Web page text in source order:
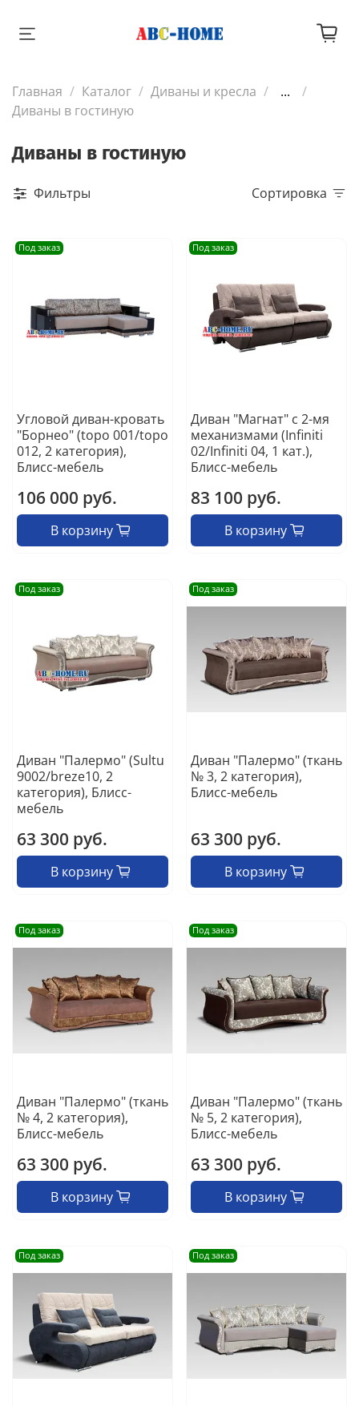
Главная Каталог Диваны и кресла
...
Диваны в гоcтиную
Диваны в гоcтиную
Фильтры Сортировка
Под заказ
Угловой диван-кровать
"Борнео" (topo 001/topo
012, 2 категория),
Блисс-мебель
106 000 руб.
В корзину
Под заказ
Диван "Магнат" с 2-мя
механизмами (Infiniti
02/Infiniti 04, 1 кат.),
Блисс-мебель
83 100 руб.
В корзину
Под заказ
Диван "Палермо" (Sultu
9002/breze10, 2
категория), Блисс-
мебель
63 300 руб.
В корзину
Под заказ
Диван "Палермо" (ткань
№ 3, 2 категория),
Блисс-мебель
63 300 руб.
В корзину
Под заказ
Диван "Палермо" (ткань
№ 4, 2 категория),
Блисс-мебель
63 300 руб.
В корзину
Под заказ
Диван "Палермо" (ткань
№ 5, 2 категория),
Блисс-мебель
63 300 руб.
В корзину
Под заказ Под заказ